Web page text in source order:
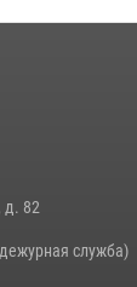
д. 82
служба)